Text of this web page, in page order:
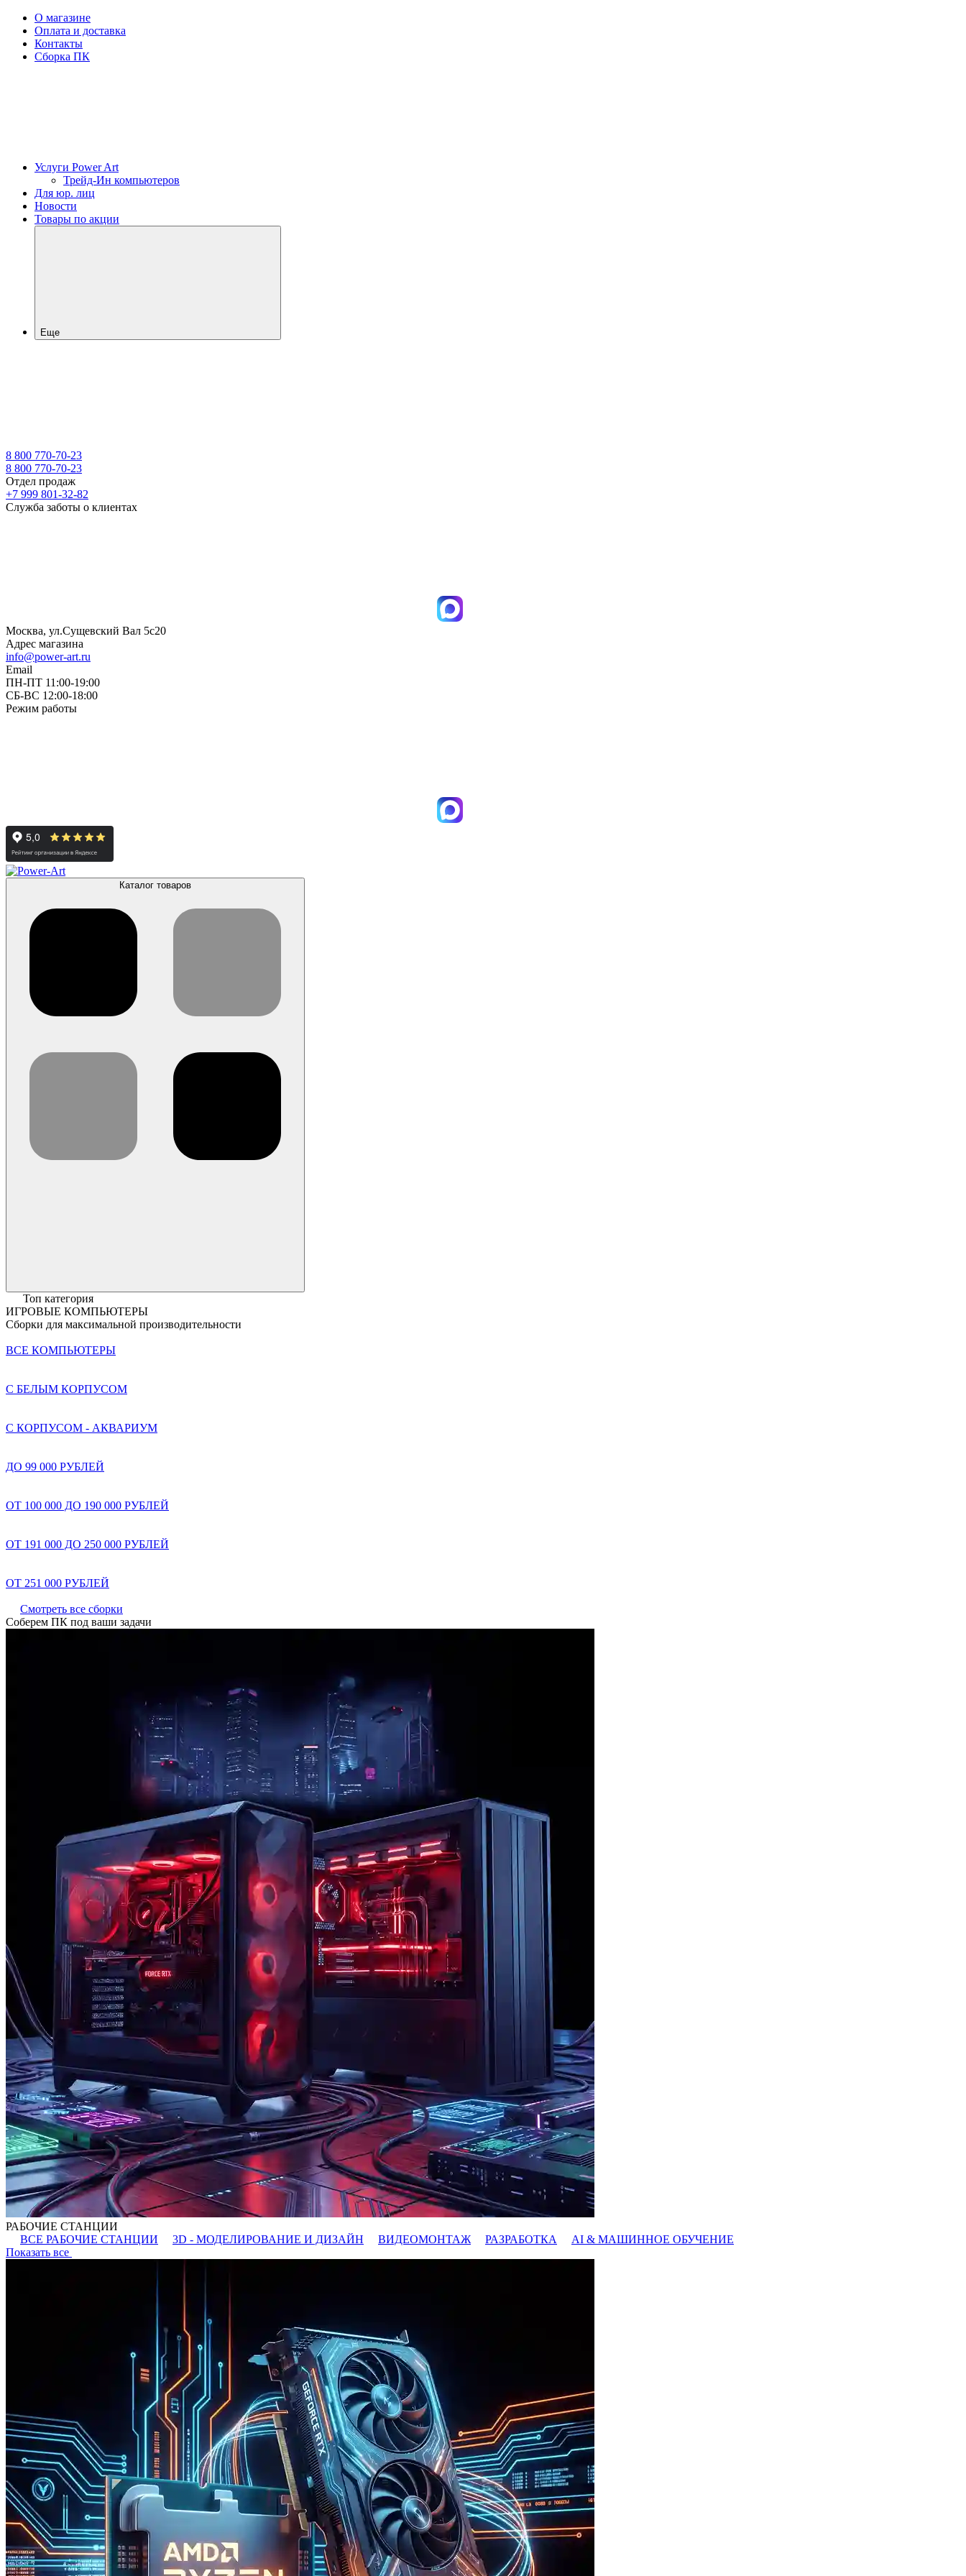
О магазине
Оплата и доставка
Контакты
Сборка ПК
Услуги Power Art
Трейд-Ин компьютеров
Для юр. лиц
Новости
Товары по акции
Еще
8 800 770-70-23
8 800 770-70-23
Отдел продаж
+7 999 801-32-82
Служба заботы о клиентах
Москва, ул.Сущевский Вал 5с20
Адрес магазина
info@power-art.ru
Email
ПН-ПТ 11:00-19:00
СБ-ВС 12:00-18:00
Режим работы
Каталог товаров
Топ категория
ИГРОВЫЕ КОМПЬЮТЕРЫ
Сборки для максимальной производительности
ВСЕ КОМПЬЮТЕРЫ
С БЕЛЫМ КОРПУСОМ
С КОРПУСОМ - АКВАРИУМ
ДО 99 000 РУБЛЕЙ
ОТ 100 000 ДО 190 000 РУБЛЕЙ
ОТ 191 000 ДО 250 000 РУБЛЕЙ
ОТ 251 000 РУБЛЕЙ
Смотреть все сборки
Соберем ПК под ваши задачи
РАБОЧИЕ СТАНЦИИ
ВСЕ РАБОЧИЕ СТАНЦИИ
3D - МОДЕЛИРОВАНИЕ И ДИЗАЙН ВИДЕОМОНТАЖ РАЗРАБОТКА
AI & МАШИННОЕ ОБУЧЕНИЕ
Показать все